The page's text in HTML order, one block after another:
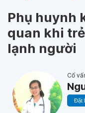
Phụ huynh
quan khi
lạnh người
Cố
Đặt